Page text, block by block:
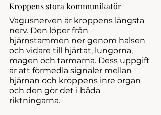
Kroppens stora kommunikatör
Vagusnerven är kroppens längsta
nerv. Den löper från
hjärnstammen ner genom halsen
och vidare till hjärtat, lungorna,
magen och tarmarna. Dess uppgift
är att förmedla signaler mellan
hjärnan och kroppens inre organ
och den gör det i båda
riktningarna.